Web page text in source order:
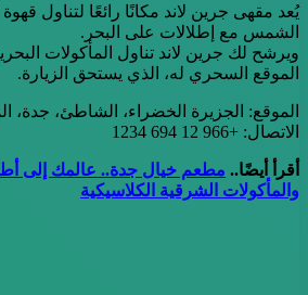
يُعد مقهى جرين لاند مكانًا رائعًا لتناول
الشمس مع إطلالات على البحر.
ويرشح لك جرين لاند تناول المأكولات
الموقع السحري له، الذي يستحق الزيارة.
الموقع: الجزيرة الخضراء، الشاطئ، جدة،
الاتصال: +966 12 694 1234
أقرأ أيضًا.. مطعم خيال جدة.. عالمك إلى
والمأكولات الشرقية الكلاسيكية